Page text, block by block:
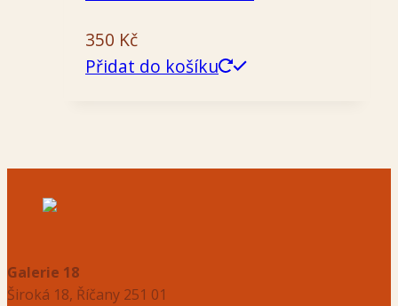
350 Kč
Přidat do košíku
Galerie 18
Široká 18, Říčany 251 01